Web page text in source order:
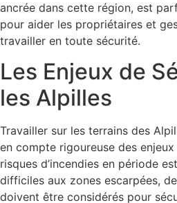
ancrée dans cette région, est
pour aider les propriétaires et
travailler en toute sécurité.
Les Enjeux de
les Alpilles
Travailler sur les terrains des
en compte rigoureuse des
risques d’incendies en période
difficiles aux zones escarpées,
doivent être considérés pour